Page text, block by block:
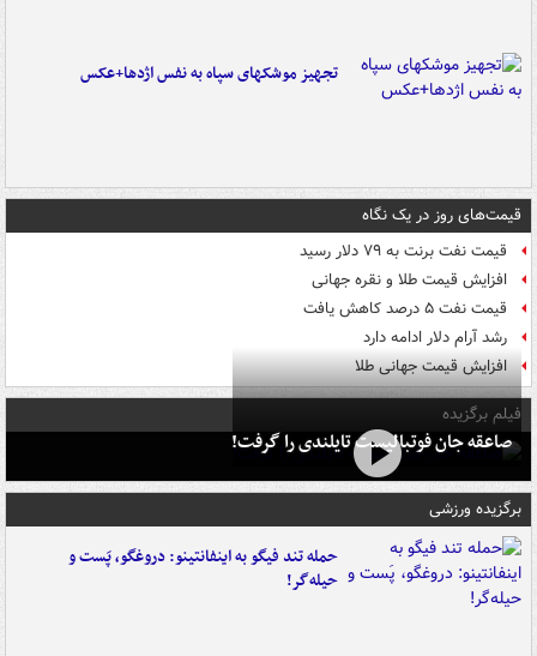
تجهیز موشکهای سپاه به نفس اژدها+عکس
قیمت‌های روز در یک نگاه
قیمت نفت برنت به ۷۹ دلار رسید
افزایش قیمت طلا و نقره جهانی
قیمت نفت ۵ درصد کاهش یافت
رشد آرام دلار ادامه دارد
افزایش قیمت جهانی طلا
فیلم برگزیده
صاعقه جان فوتبالیست تایلندی را گرفت!
برگزیده ورزشی
حمله تند فیگو به اینفانتینو: دروغگو، پَست‌ و
حیله‌گر!